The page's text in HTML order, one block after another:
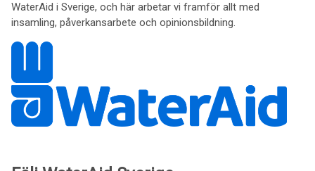
WaterAid i Sverige, och här arbetar vi framför allt med
insamling, påverkansarbete och opinionsbildning.